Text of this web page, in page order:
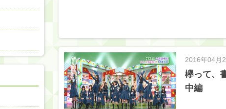
2016年04月
欅って、
中編